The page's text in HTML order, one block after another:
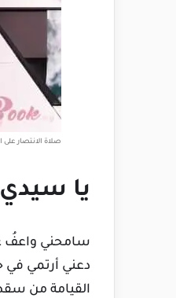
صلاة الانتصار
يا
سامحني واعفُ
دعني أرتمي في
القيامة من